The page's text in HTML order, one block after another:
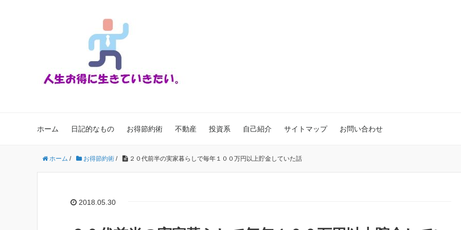
ホーム 日記的なもの お得節約術 不動産 投資系 自己紹介 サイトマップ お問い合わせ
ホーム / お得節約術 / ２０代前半の実家暮らしで毎年１００万円以上貯金していた話
2018.05.30